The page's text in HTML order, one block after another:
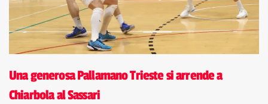
Una generosa Pallamano Trieste si arrende a
Chiarbola al Sassari